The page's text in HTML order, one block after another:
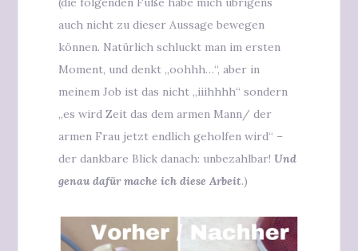
auch nicht zu dieser Aussage bewegen
können. Natürlich schluckt man im ersten
Moment, und denkt „oohhh…“, aber in
meinem Job ist das nicht „iiihhhh“ sondern
„es wird Zeit das dem armen Mann/ der
armen Frau jetzt endlich geholfen wird“ –
der dankbare Blick danach: unbezahlbar!Und
genau dafür mache ich diese Arbeit.)